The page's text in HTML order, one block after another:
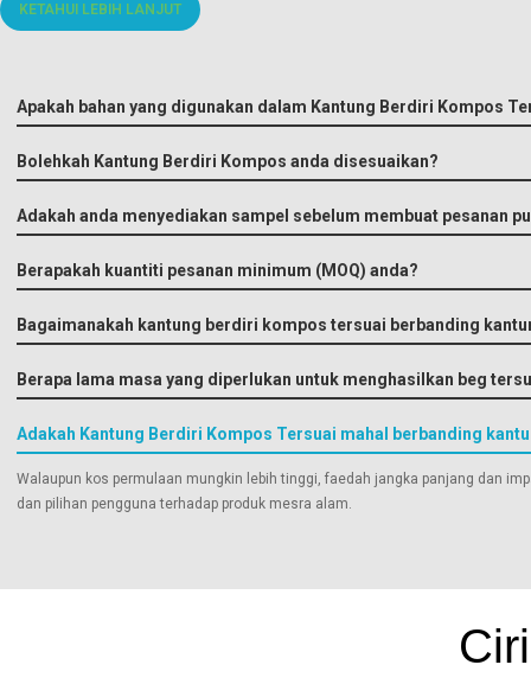
Percetakan Digital:
KETAHUI LEBIH LANJUT
Apakah bahan yang digunakan dalam Kantung Berdiri Kompos
Bolehkah Kantung Berdiri Kompos anda disesuaikan?
Adakah anda menyediakan sampel sebelum membuat pesanan
Berapakah kuantiti pesanan minimum (MOQ) anda?
Bagaimanakah kantung berdiri kompos tersuai berbanding
Berapa lama masa yang diperlukan untuk menghasilkan beg
Adakah Kantung Berdiri Kompos Tersuai mahal berbanding
Walaupun kos permulaan mungkin lebih tinggi, faedah jangka panjang dan
dan pilihan pengguna terhadap produk mesra alam.